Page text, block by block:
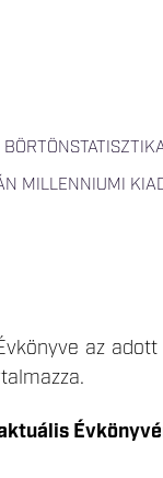
MILLENNIUMI
az